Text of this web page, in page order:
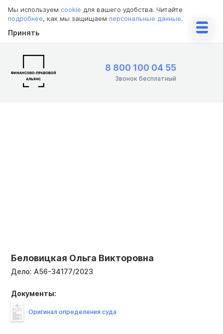
Мы используем cookie для вашего удобства. Читайте
подробнее, как мы защищаем персональные данные.
Принять
8 800 100 04 55
Звонок бесплатный
Беловицкая Ольга Викторовна
Дело: А56-34177/2023
Документы:
Оригинал определения суда